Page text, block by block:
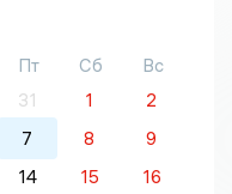
Пт Сб
Вс
31 1
2
7 8
9
14 15
16